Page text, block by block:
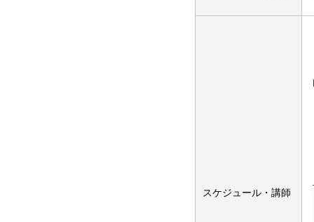
スケジュール・講師